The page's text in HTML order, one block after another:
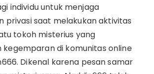
individu untuk menjaga
privasi saat melakukan aktivitas
tokoh misterius yang
di komunitas online
Dikenal karena pesan samar